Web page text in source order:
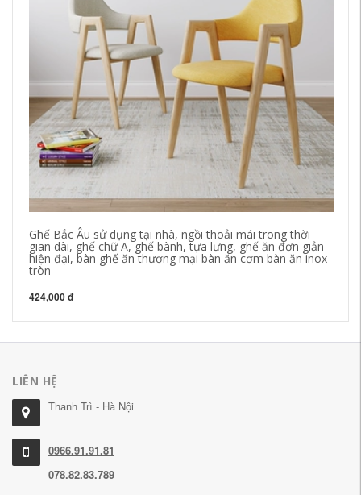
Ghế Bắc Âu sử dụng tại nhà, ngồi thoải mái trong thời
gian dài, ghế chữ A, ghế bành, tựa lưng, ghế ăn đơn giản
hiện đại, bàn ghế ăn thương mại bàn ăn cơm bàn ăn inox
tròn
424,000 đ
LIÊN HỆ
Thanh Trì - Hà Nội
0966.91.91.81
078.82.83.789